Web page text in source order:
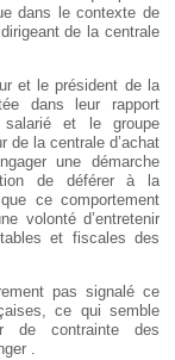
dans le contexte de
de la centrale
et le président de la
dans leur rapport
et le groupe
de la centrale d’achat
une démarche
de déférer à la
ce comportement
volonté d’entretenir
et fiscales des
pas signalé ce
ce qui semble
de contrainte des
.